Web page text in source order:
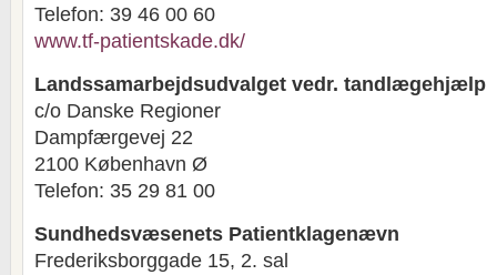
Telefon: 39 46 00 60
www.tf-patientskade.dk/
Landssamarbejdsudvalget vedr. tandlægehjælp
c/o Danske Regioner
Dampfærgevej 22
2100 København Ø
Telefon: 35 29 81 00
Sundhedsvæsenets Patientklagenævn
Frederiksborggade 15, 2. sal